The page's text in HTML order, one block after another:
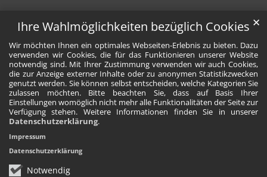
Ihre Wahlmöglichkeiten bezüglich Cookies
Wir möchten Ihnen ein optimales Webseiten-Erlebnis zu bieten. Dazu
verwenden wir Cookies, die für das Funktionieren unserer Website
notwendig sind. Mit Ihrer Zustimmung verwenden wir auch Cookies,
die zur Anzeige externer Inhalte oder zu anonymen Statistikzwecken
genutzt werden. Sie können selbst entscheiden, welche Kategorien Sie
zulassen möchten. Bitte beachten Sie, dass auf Basis Ihrer
Einstellungen womöglich nicht mehr alle Funktionalitäten der Seite zur
Verfügung stehen. Weitere Informationen finden Sie in unserer
Datenschutzerklärung.
Notwendig
✕
Impressum
Datenschutzerklärung